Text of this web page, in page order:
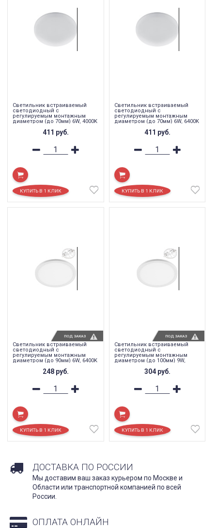
Светильник встраиваемый
светодиодный с
регулируемым монтажным
диаметром (до 70мм) 6W, 4000K
411 руб.
Светильник встраиваемый
светодиодный с
регулируемым монтажным
диаметром (до 70мм) 6W, 6400K
411 руб.
Светильник встраиваемый
светодиодный с
регулируемым монтажным
диаметром (до 90мм) 6W, 6400K
248 руб.
ПОД ЗАКАЗ
Светильник встраиваемый
светодиодный с
регулируемым монтажным
диаметром (до 100мм) 9W,
304 руб.
ПОД ЗАКАЗ
ДОСТАВКА ПО РОССИИ
Мы доставим ваш заказ курьером по Москве и
Области или транспортной компанией по всей
России.
ОПЛАТА ОНЛАЙН